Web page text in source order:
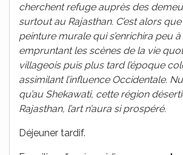
cherchent refuge auprès des
surtout au Rajasthan. C’est alors que
peinture murale qui s’enrichira peu
empruntant les scènes de la vie
villageois puis plus tard l’époque
assimilant l’influence Occidentale.
qu’au Shekawati, cette région
Rajasthan, l’art n’aura si prospéré.
Déjeuner tardif.